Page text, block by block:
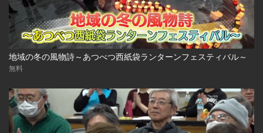
地域の冬の風物詩～あつべつ西紙袋ランターンフェスティバル～
無料